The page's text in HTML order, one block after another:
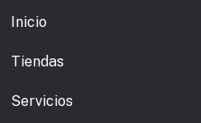
Inicio
Tiendas
Servicios